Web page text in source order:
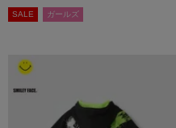
SALE ガールズ